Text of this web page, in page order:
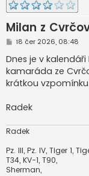
Milan z
P
í
s
p
ě
v
k
18 čer 2026, 08:48
Dnes je v
kamaráda ze
krátkou vzpomínku.
Radek
Radek
Pz. III, Pz. IV, Tiger 1,
T34, KV-1, T90,
Sherman,